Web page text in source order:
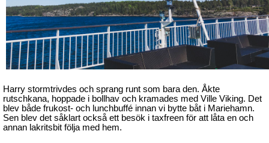
Harry stormtrivdes och sprang runt som bara den. Åkte
rutschkana, hoppade i bollhav och kramades med Ville Viking. Det
blev både frukost- och lunchbuffé innan vi bytte båt i Mariehamn.
Sen blev det såklart också ett besök i taxfreen för att låta en och
annan lakritsbit följa med hem.